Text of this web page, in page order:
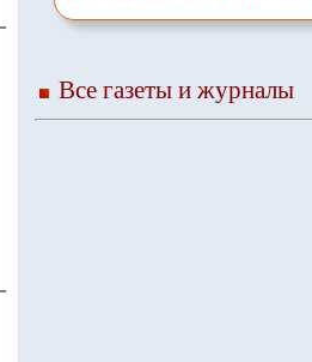
Все газеты и журналы